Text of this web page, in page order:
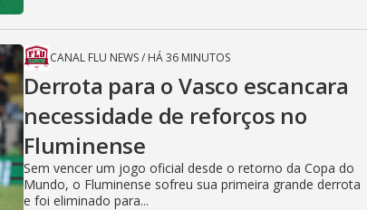
CANAL FLU NEWS/ HÁ 36 MINUTOS
Derrota para o Vasco escancara
necessidade de reforços no
Fluminense
Sem vencer um jogo oficial desde o retorno da Copa do
Mundo, o Fluminense sofreu sua primeira grande derrota
e foi eliminado para...